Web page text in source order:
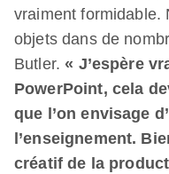
vraiment formidable.
objets dans de
Butler.« J’espère
PowerPoint, cela
que l’on envisage
l’enseignement.
créatif de la